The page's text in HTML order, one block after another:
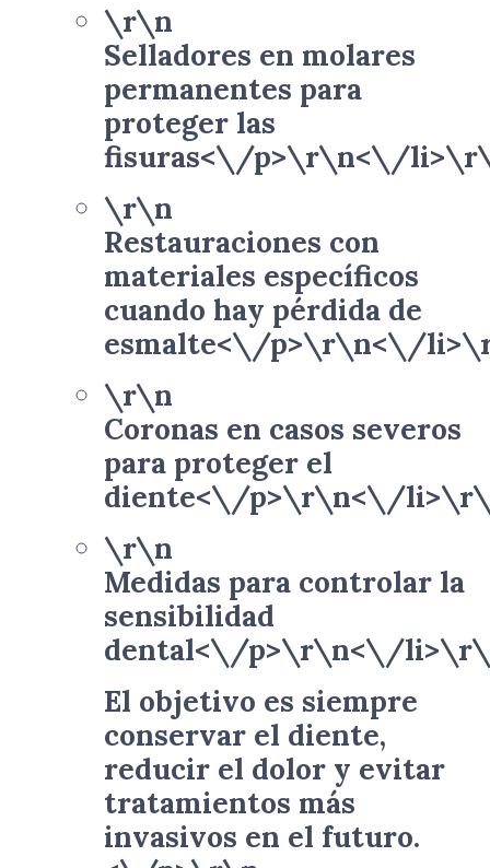
\r\n
Selladores en molares
permanentes para
proteger las
fisuras<\/p>\r\n<\/
\r\n
Restauraciones con
materiales específicos
cuando hay pérdida de
esmalte<\/p>\r\n<\/
\r\n
Coronas en casos severos
para proteger el
diente<\/p>\r\n<\/
\r\n
Medidas para controlar la
sensibilidad
dental<\/p>\r\n<\/
El objetivo es siempre
conservar el diente,
reducir el dolor y evitar
tratamientos más
invasivos en el futuro.